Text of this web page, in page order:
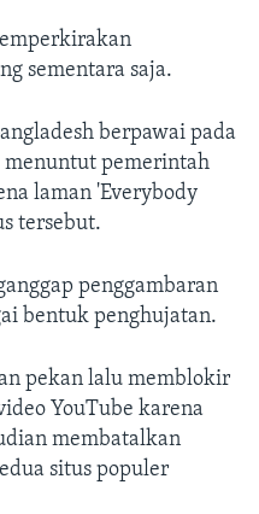
sementara saja.
berpawai pada
menuntut pemerintah
laman 'Everybody
tersebut.
penggambaran
bentuk penghujatan.
pekan lalu memblokir
YouTube karena
membatalkan
situs populer